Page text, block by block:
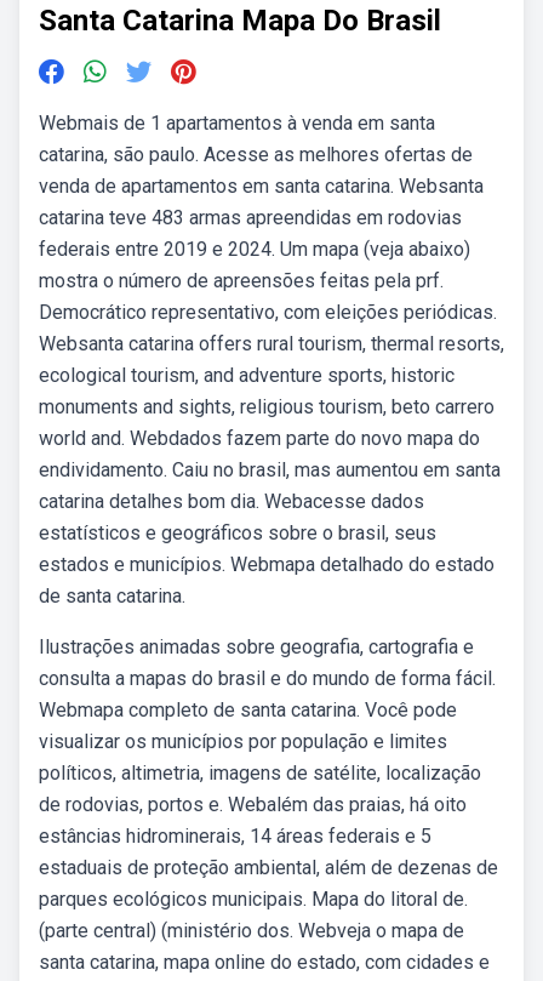
Santa Catarina Mapa Do Brasil
Webmais de 1 apartamentos à venda em santa
catarina, são paulo. Acesse as melhores ofertas de
venda de apartamentos em santa catarina. Websanta
catarina teve 483 armas apreendidas em rodovias
federais entre 2019 e 2024. Um mapa (veja abaixo)
mostra o número de apreensões feitas pela prf.
Democrático representativo, com eleições periódicas.
Websanta catarina offers rural tourism, thermal resorts,
ecological tourism, and adventure sports, historic
monuments and sights, religious tourism, beto carrero
world and. Webdados fazem parte do novo mapa do
endividamento. Caiu no brasil, mas aumentou em santa
catarina detalhes bom dia. Webacesse dados
estatísticos e geográficos sobre o brasil, seus
estados e municípios. Webmapa detalhado do estado
de santa catarina.
Ilustrações animadas sobre geografia, cartografia e
consulta a mapas do brasil e do mundo de forma fácil.
Webmapa completo de santa catarina. Você pode
visualizar os municípios por população e limites
políticos, altimetria, imagens de satélite, localização
de rodovias, portos e. Webalém das praias, há oito
estâncias hidrominerais, 14 áreas federais e 5
estaduais de proteção ambiental, além de dezenas de
parques ecológicos municipais. Mapa do litoral de.
(parte central) (ministério dos. Webveja o mapa de
santa catarina, mapa online do estado, com cidades e